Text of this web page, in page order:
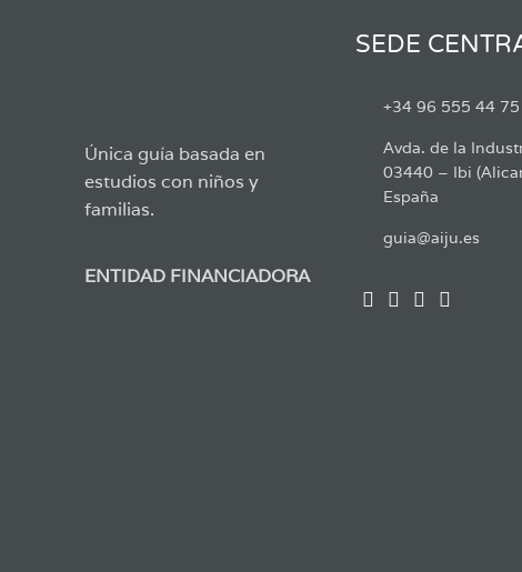
Única guía basada en
estudios con niños y
familias.
ENTIDAD FINANCIADORA
SEDE
+34 96 555 44 75
Avda. de la
03440 – Ibi
España
guia@aiju.es